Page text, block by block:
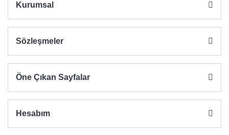
Kurumsal
Sözleşmeler
Öne Çıkan Sayfalar
Hesabım